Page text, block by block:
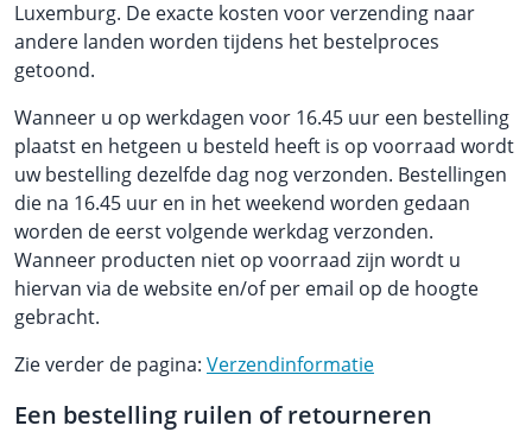
Luxemburg. De exacte kosten voor verzending naar
andere landen worden tijdens het bestelproces
getoond.
Wanneer u op werkdagen voor 16.45 uur een bestelling
plaatst en hetgeen u besteld heeft is op voorraad wordt
uw bestelling dezelfde dag nog verzonden. Bestellingen
die na 16.45 uur en in het weekend worden gedaan
worden de eerst volgende werkdag verzonden.
Wanneer producten niet op voorraad zijn wordt u
hiervan via de website en/of per email op de hoogte
gebracht.
Zie verder de pagina: Verzendinformatie
Een bestelling ruilen of retourneren